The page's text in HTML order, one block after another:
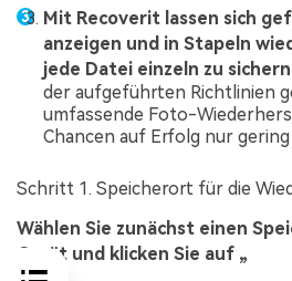
Mit Recoverit lassen sich
anzeigen und in Stapeln
jede Datei einzeln zu
der aufgeführten Richtlinien
umfassende Foto-
Chancen auf Erfolg nur gering
Schritt 1. Speicherort für die
Wählen Sie zunächst einen
Gerät und klicken Sie auf „